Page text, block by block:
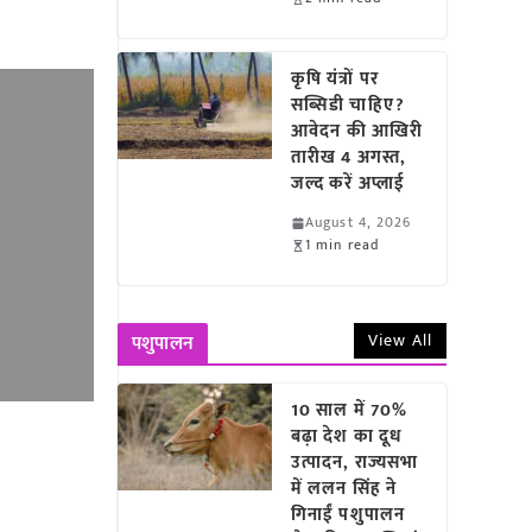
कृषि यंत्रों पर
सब्सिडी चाहिए?
आवेदन की आखिरी
तारीख 4 अगस्त,
जल्द करें अप्लाई
August 4, 2026
1 min read
पशुपालन View All
10 साल में 70%
बढ़ा देश का दूध
उत्पादन, राज्यसभा
में ललन सिंह ने
गिनाईं पशुपालन